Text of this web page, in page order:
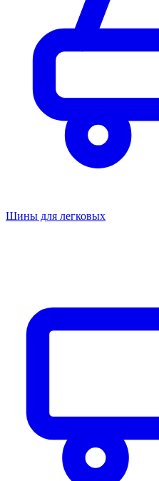
Шины для легковых